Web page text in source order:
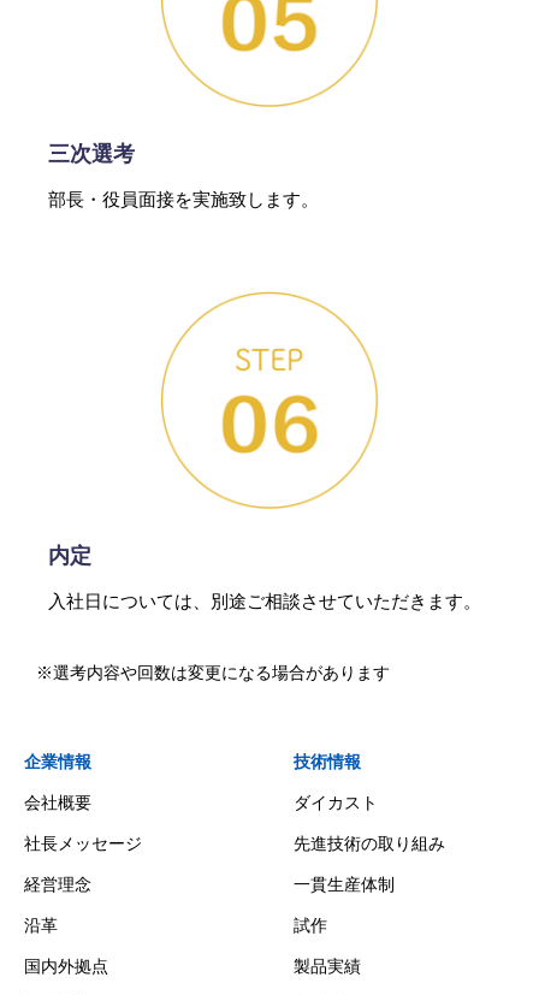
三次選考
部長・役員面接を実施致します。
内定
入社日については、別途ご相談させていただきます。
※選考内容や回数は変更になる場合があります
企業情報
会社概要
社長メッセージ
経営理念
沿革
国内外拠点
技術情報
ダイカスト
先進技術の取り組み
一貫生産体制
試作
製品実績